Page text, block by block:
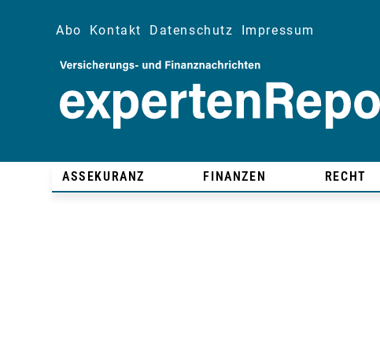
Abo Kontakt Datenschutz Impressum
ASSEKURANZ FINANZEN RECHT